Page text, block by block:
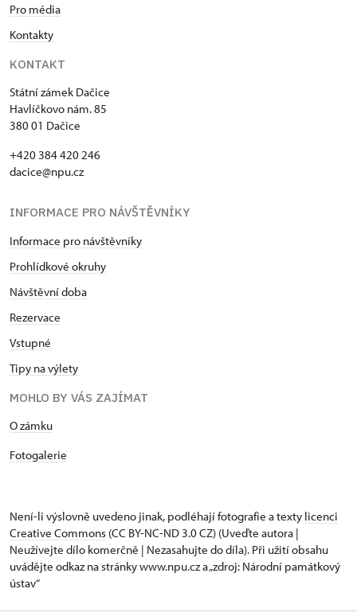
Pro média
Kontakty
KONTAKT
Státní zámek Dačice
Havlíčkovo nám. 85
380 01 Dačice
+420 384 420 246
dacice@npu.cz
INFORMACE PRO NÁVŠTĚVNÍKY
Informace pro návštěvníky
Prohlídkové okruhy
Návštěvní doba
Rezervace
Vstupné
Tipy na výlety
MOHLO BY VÁS ZAJÍMAT
O zámku
Fotogalerie
Není-li výslovně uvedeno jinak, podléhají fotografie a texty licenci
Creative Commons (CC BY-NC-ND 3.0 CZ) (Uveďte autora |
Neužívejte dílo komerčně | Nezasahujte do díla). Při užití obsahu
uvádějte odkaz na stránky www.npu.cz a „zdroj: Národní památkový
ústav“